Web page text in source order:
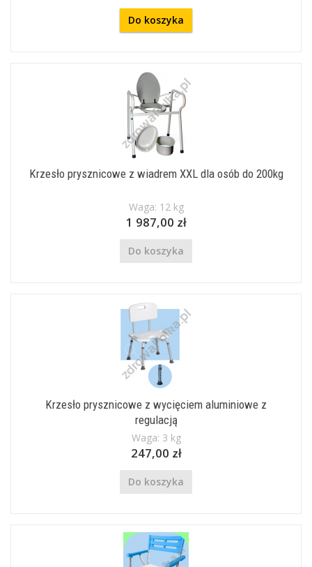
Do koszyka
Krzesło prysznicowe z wiadrem XXL dla osób do 200kg
Waga: 12 kg
1 987,00 zł
Do koszyka
Krzesło prysznicowe z wycięciem aluminiowe z
regulacją
Waga: 3 kg
247,00 zł
Do koszyka